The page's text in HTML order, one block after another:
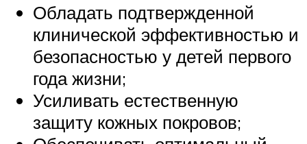
Обладать подтвержденной
клинической эффективностью и
безопасностью у детей первого
года жизни;
Усиливать естественную
защиту кожных покровов;